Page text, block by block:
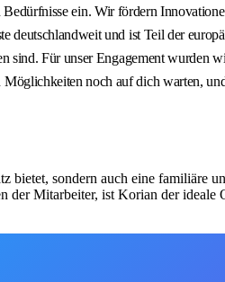
ein. Wir fördern
und ist Teil der
sind. Für unser Engagement wurden
noch auf dich warten,
sondern auch eine familiäre
der Mitarbeiter, ist Korian der ideale